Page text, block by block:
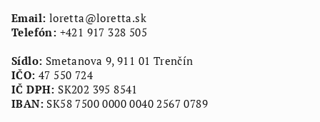
Email: loretta@loretta.sk
Telefón: +421 917 328 505
Sídlo: Smetanova 9, 911 01 Trenčín
IČO: 47 550 724
IČ DPH: SK202 395 8541
IBAN: SK58 7500 0000 0040 2567 0789